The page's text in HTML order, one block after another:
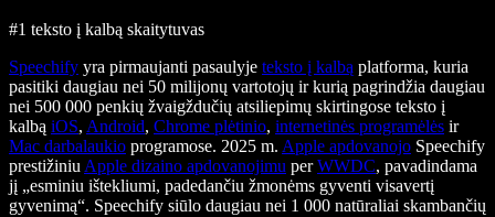
#1 teksto į kalbą skaitytuvas
Speechify yra pirmaujanti pasaulyje teksto į kalbą platforma, kuria
pasitiki daugiau nei 50 milijonų vartotojų ir kurią pagrindžia daugiau
nei 500 000 penkių žvaigždučių atsiliepimų skirtingose teksto į
kalbą iOS, Android, Chrome plėtinio, internetinės programėlės ir
Mac darbalaukio programose. 2025 m. Apple apdovanojo Speechify
prestižiniu Apple dizaino apdovanojimu perWWDC, pavadindama
jį „esminiu ištekliumi, padedančiu žmonėms gyventi visavertį
gyvenimą“. Speechify siūlo daugiau nei 1 000 natūraliai skambančių